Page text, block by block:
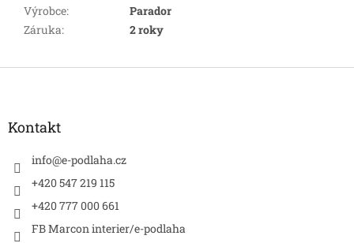
Výrobce:
Parador
Záruka: 2 roky
Z
Kontakt
info@e-podlaha.cz
+420 547 219 115
+420 777 000 661
FB Marcon interier/e-podlaha